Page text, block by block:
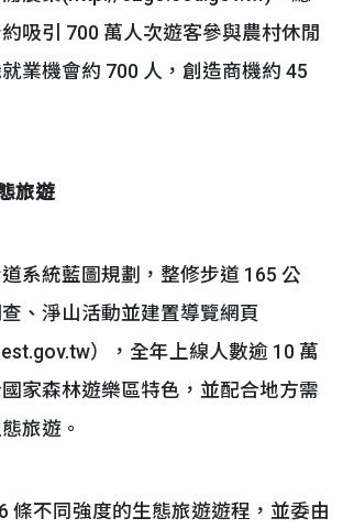
吸引 700 萬人次遊客參與農村休閒
業機會約 700 人，創造商機約 45
旅遊
統藍圖規劃，整修步道 165 公
、淨山活動並建置導覽網頁
），全年上線人數逾 10 萬
家森林遊樂區特色，並配合地方需
旅遊。
不同強度的生態旅遊遊程，並委由